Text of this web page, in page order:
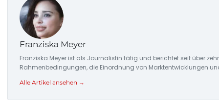
Franziska Meyer
Franziska Meyer ist als Journalistin tätig und berichtet seit über
Rahmenbedingungen, die Einordnung von Marktentwicklungen
Alle Artikel ansehen →